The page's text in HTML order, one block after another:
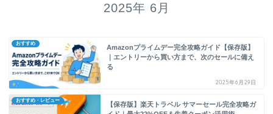
2025年 6月
おすすめ
Amazonプライムデー完全攻略ガイド【保存版】
｜エントリーから買い方まで、次のセールに備え
る
2025年6月29日
おすすめ・レビュー
【保存版】楽天トラベル サマーセール完全攻略ガ